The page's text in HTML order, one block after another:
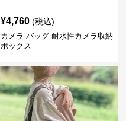
¥4,760 (税込)
カメラ バッグ 耐水性カメラ収納
ボックス